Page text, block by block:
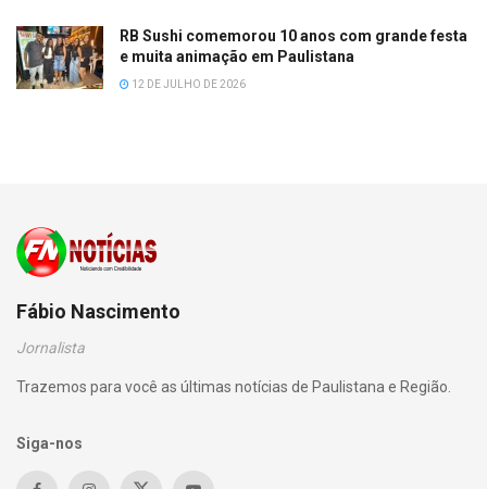
RB Sushi comemorou 10 anos com grande festa
e muita animação em Paulistana
12 DE JULHO DE 2026
Fábio Nascimento
Jornalista
Trazemos para você as últimas notícias de Paulistana e Região.
Siga-nos